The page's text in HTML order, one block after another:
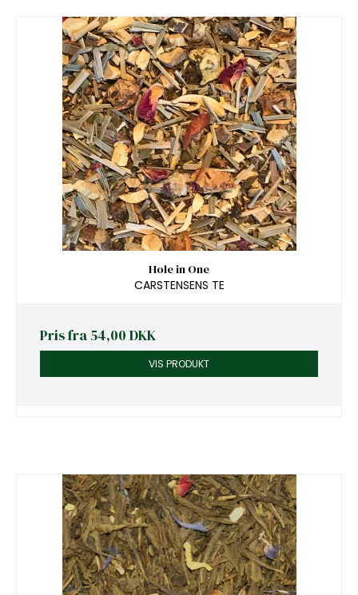
Hole in One
CARSTENSENS TE
Pris fra 54,00 DKK
VIS PRODUKT